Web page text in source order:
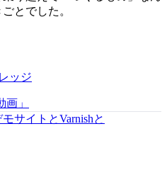
とでした。
ッジ
画」
サイトとVarnishと